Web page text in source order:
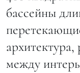
бассейны
между